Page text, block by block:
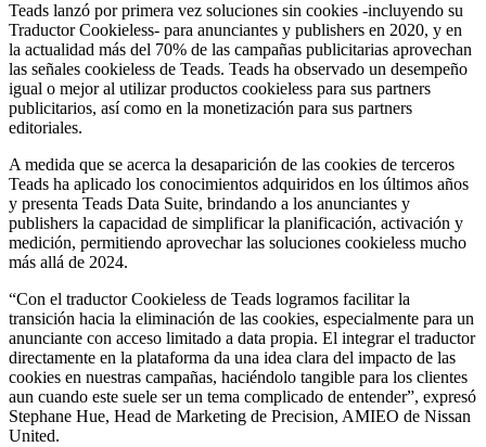
Teads lanzó por primera vez soluciones sin cookies -incluyendo su
Traductor Cookieless- para anunciantes y publishers en 2020, y en
la actualidad más del 70% de las campañas publicitarias aprovechan
las señales cookieless de Teads. Teads ha observado un desempeño
igual o mejor al utilizar productos cookieless para sus partners
publicitarios, así como en la monetización para sus partners
editoriales.
A medida que se acerca la desaparición de las cookies de terceros
Teads ha aplicado los conocimientos adquiridos en los últimos años
y presenta Teads Data Suite, brindando a los anunciantes y
publishers la capacidad de simplificar la planificación, activación y
medición, permitiendo aprovechar las soluciones cookieless mucho
más allá de 2024.
“Con el traductor Cookieless de Teads logramos facilitar la
transición hacia la eliminación de las cookies, especialmente para un
anunciante con acceso limitado a data propia. El integrar el traductor
directamente en la plataforma da una idea clara del impacto de las
cookies en nuestras campañas, haciéndolo tangible para los clientes
aun cuando este suele ser un tema complicado de entender”, expresó
Stephane Hue, Head de Marketing de Precision, AMIEO de Nissan
United.